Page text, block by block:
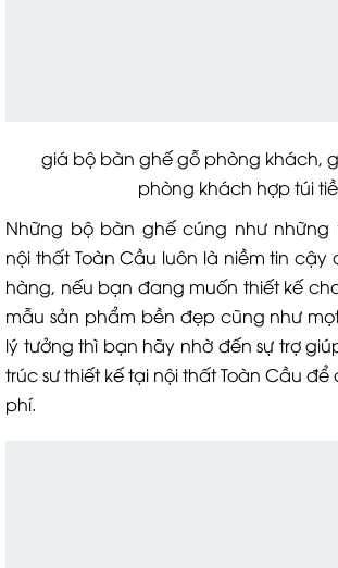
giá bộ bàn ghế gỗ phòng khách,
phòng khách hợp túi
Những bộ bàn ghế cúng như những
nội thất Toàn Cầu luôn là niềm tin cậy
hàng, nếu bạn đang muốn thiết kế
mẫu sản phẩm bền đẹp cũng như
lý tưởng thì bạn hãy nhờ đến sự trợ
trúc sư thiết kế tại nội thất Toàn Cầu
phí.